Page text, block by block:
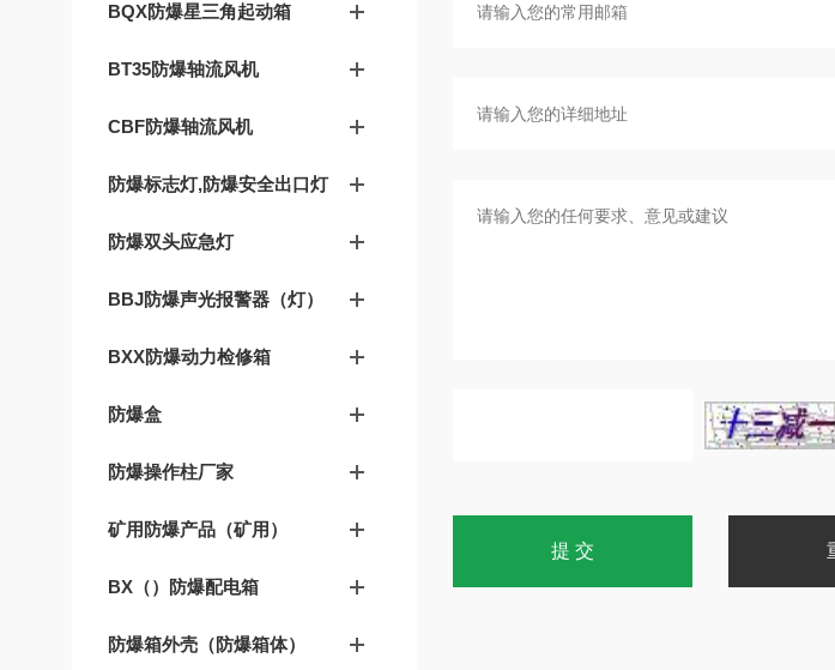
BQX防爆星三角起动箱
BT35防爆轴流风机
CBF防爆轴流风机
防爆标志灯,防爆安全出口灯
防爆双头应急灯
BBJ防爆声光报警器（灯）
BXX防爆动力检修箱
防爆盒
防爆操作柱厂家
矿用防爆产品（矿用）
BX（）防爆配电箱
防爆箱外壳（防爆箱体）